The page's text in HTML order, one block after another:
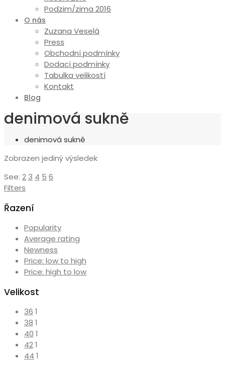
Podzim/zima 2016
O nás
Zuzana Veselá
Press
Obchodní podmínky
Dodací podmínky
Tabulka velikostí
Kontakt
Blog
denimová sukně
denimová sukně
Zobrazen jediný výsledek
See: 2 3 4 5 6
Filters
Řazení
Popularity
Average rating
Newness
Price: low to high
Price: high to low
Velikost
36 1
38 1
40 1
421
44 1